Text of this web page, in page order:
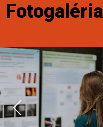
Fotogaléria